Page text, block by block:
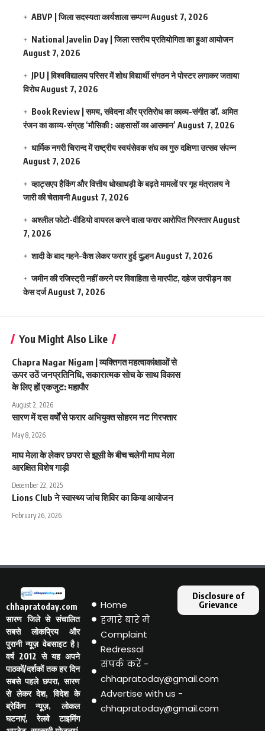
ABVP | जिला सदस्यता कार्यशाला सम्पन्नAugust 7, 2026
National Javelin Day | जिला स्तरीय प्रतियोगिता का हुआ आयोजन
August 7, 2026
JPU | विश्वविद्यालय परिसर में शोध विद्यार्थी संगठन ने पोस्टर लगाकर जताया
विरोधAugust 7, 2026
Book Review | समय, संवेदना और प्रतिरोध का काव्य-संगीत डॉ. अमित
रंजन का काव्य-संग्रह ‘मौसिकी : अहसासों का आसमान’ August 7, 2026
धार्मिक नगरी चिरान्द में राष्ट्रीय स्वयंसेवक संघ का गुरु दक्षिणा उत्सव संपन्न
August 7, 2026
व्हाट्सएप हैकिंग और वित्तीय धोखाधड़ी के बढ़ते मामलों पर गृह मंत्रालय ने
जारी की चेतावनीAugust 7, 2026
अश्लील फोटो-वीडियो वायरल करने वाला फरार आरोपित गिरफ्तारAugust
7, 2026
शादी के बाद गहने-कैश लेकर फरार हुई दुल्हनAugust 7, 2026
जमीन की रजिस्ट्री नहीं करने पर विवाहिता से मारपीट, दहेज उत्पीड़न का
केस दर्जAugust 7, 2026
You Might Also Like
Chapra Nagar Nigam | व्यक्तिगत महत्वाकांक्षाओं से
ऊपर उठें जनप्रतिनिधि, सकारात्मक सोच के साथ विकास
के लिए हों एकजुट: महापौर
August 2, 2026
सारण में दस वर्षों से फरार अभियुक्त सोहरम नट गिरफ्तार
May 8, 2026
माघ मेला के लेकर छपरा से झूसी के बीच चलेगी माघ मेला
आरक्षित विशेष गाड़ी
December 22, 2025
Lions Club ने स्वास्थ्य जांच शिविर का किया आयोजन
February 26, 2026
chhapratoday.com
सारण जिले से संचालित
सबसे लोकप्रिय और
पुरानी न्यूज़ वेबसाइट है।
वर्ष 2012 से यह अपने
पाठकों/दर्शकों तक हर दिन
सबसे पहले छपरा, सारण
से लेकर देश, विदेश के
ब्रेकिंग न्यूज़, लोकल
घटनाएं, रेलवे टाइमिंग
Home
हमारे बारे मे
Complaint
Redressal
संपर्क करें -
chhapratoday@gmail.com
Advertise with us -
chhapratoday@gmail.com
Disclosure of
Grievance